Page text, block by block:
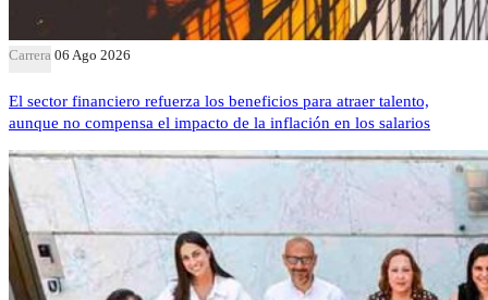
Carrera 06 Ago 2026
El sector financiero refuerza los beneficios para atraer talento,
aunque no compensa el impacto de la inflación en los salarios